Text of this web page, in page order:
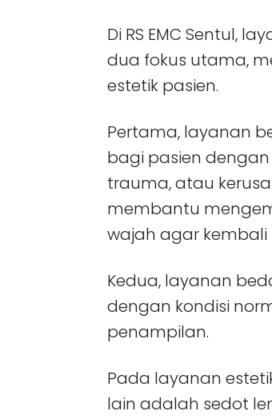
Di RS EMC Sentul,
dua fokus utama,
estetik pasien.
Pertama, layanan
bagi pasien
trauma, atau
membantu
wajah agar kembali
Kedua, layanan
dengan kondisi
penampilan.
Pada layanan
lain adalah sedot